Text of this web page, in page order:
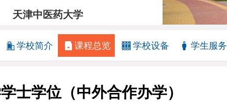
天津中医药大学
学校简介 课程总览 学校设备 学生服务
士学位（中外合作办学）